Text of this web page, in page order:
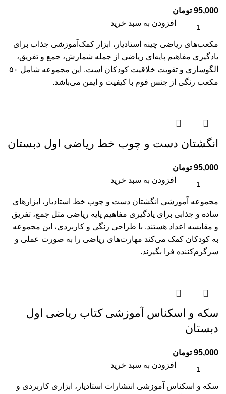
95,000 تومان
افزودن به سبد خرید
مکعب‌های ریاضی چینه استادیار، ابزار کمک‌آموزشی جذاب برای
یادگیری مفاهیم پایه‌ای ریاضی از جمله شمارش، جمع و تفریق،
الگو‌سازی و تقویت خلاقیت کودکان است. این مجموعه شامل ۵۰
مکعب رنگی از جنس فوم با کیفیت و ایمن می‌باشد.
انگشتان دست و چوب خط ریاضی اول دبستان
95,000 تومان
افزودن به سبد خرید
مجموعه آموزشی انگشتان دست و چوب خط استادیار، ابزارهای
ساده و جذابی برای یادگیری مفاهیم پایه ریاضی مثل جمع، تفریق
و مقایسه اعداد هستند. با طراحی رنگی و کاربردی، این مجموعه
به کودکان کمک می‌کند مهارت‌های ریاضی را به صورت عملی و
سرگرم‌کننده فرا بگیرند.
سکه و اسکناس آموزشی کتاب ریاضی اول
دبستان
95,000 تومان
افزودن به سبد خرید
سکه و اسکناس آموزشی انتشارات استادیار، ابزاری کاربردی و